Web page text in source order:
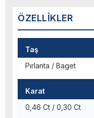
ÖZELLIKLER
Taş
Pırlanta / Baget
Karat
0,46 Ct / 0,30 Ct